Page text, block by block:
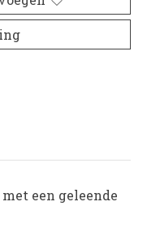
een geleende